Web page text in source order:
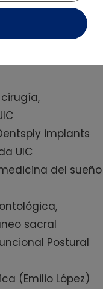
implants
UIC
del sueño
sacral
Postural
(Emilio López)